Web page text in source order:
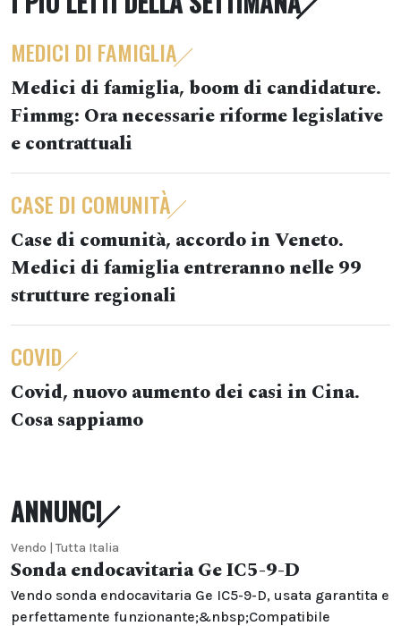
MEDICI DI FAMIGLIA
Medici di famiglia, boom di candidature.
Fimmg: Ora necessarie riforme legislative
e contrattuali
CASE DI COMUNITÀ
Case di comunità, accordo in Veneto.
Medici di famiglia entreranno nelle 99
strutture regionali
COVID
Covid, nuovo aumento dei casi in Cina.
Cosa sappiamo
ANNUNCI
Vendo | Tutta Italia
Sonda endocavitaria Ge IC5-9-D
Vendo sonda endocavitaria Ge IC5-9-D, usata garantita e
perfettamente funzionante;&nbsp;Compatibile